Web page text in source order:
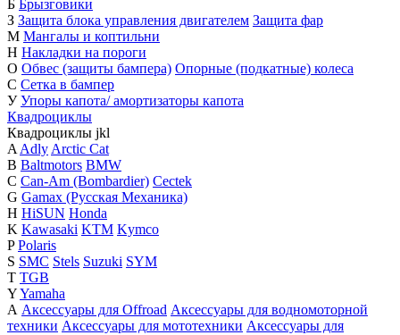
Б Брызговики
З Защита блока управления двигателем Защита фар
М Мангалы и коптильни
Н Накладки на пороги
О Обвес (защиты бампера) Опорные (подкатные) колеса
С Сетка в бампер
У Упоры капота/ амортизаторы капота
Квадроциклы
Квадроциклы jkl
A Adly Arctic Cat
B Baltmotors BMW
C Can-Am (Bombardier) Cectek
G Gamax (Русская Механика)
H HiSUN Honda
K Kawasaki KTM Kymco
P Polaris
S SMC Stels Suzuki SYM
T TGB
YYamaha
А Аксессуары для Offroad Аксессуары для водномоторной
техники Аксессуары для мототехники Аксессуары для